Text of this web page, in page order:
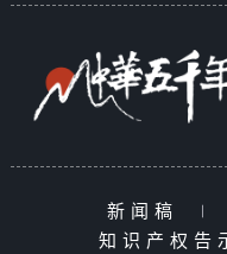
新闻稿 |
知识产权告